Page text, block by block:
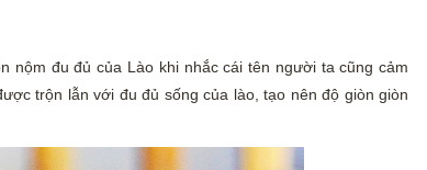
nộm đu đủ của Lào khi nhắc cái tên người ta cũng cảm
trộn lẫn với đu đủ sống của lào, tạo nên độ giòn giòn